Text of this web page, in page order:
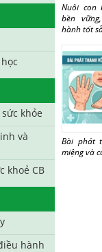
khỏe
và
khoẻ CB
hành
Nuôi con
bền
hành tốt
Bài phát
miệng và